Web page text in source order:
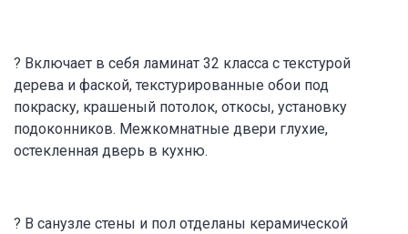
? Включает в себя ламинат 32 класса с текстурой
дерева и фаской, текстурированные обои под
покраску, крашеный потолок, откосы, установку
подоконников. Межкомнатные двери глухие,
остекленная дверь в кухню.
? В санузле стены и пол отделаны керамической